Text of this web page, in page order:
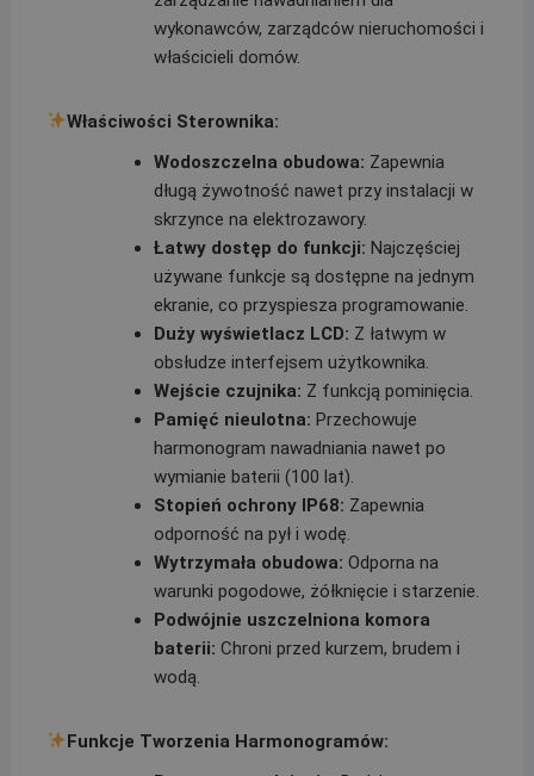
wykonawców, zarządców nieruchomości i
właścicieli domów.
Właściwości Sterownika:
Wodoszczelna obudowa: Zapewnia
długą żywotność nawet przy instalacji w
skrzynce na elektrozawory.
Łatwy dostęp do funkcji: Najczęściej
używane funkcje są dostępne na jednym
ekranie, co przyspiesza programowanie.
Duży wyświetlacz LCD: Z łatwym w
obsłudze interfejsem użytkownika.
Wejście czujnika: Z funkcją pominięcia.
Pamięć nieulotna: Przechowuje
harmonogram nawadniania nawet po
wymianie baterii (100 lat).
Stopień ochrony IP68: Zapewnia
odporność na pył i wodę.
Wytrzymała obudowa: Odporna na
warunki pogodowe, żółknięcie i starzenie.
Podwójnie uszczelniona komora
baterii: Chroni przed kurzem, brudem i
wodą.
Funkcje Tworzenia Harmonogramów: